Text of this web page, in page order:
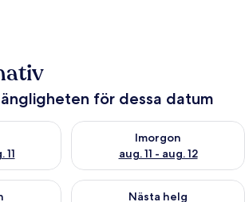
för dessa datum
11
för ikväll aug. 10 - aug. 11
Imorgon
aug. 11 - aug. 12
Kontrollera tillgängligheten
för den här helgen aug. 14 - aug.
Nästa helg
Kontrollera tillgängligheten